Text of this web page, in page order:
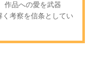
作品への愛を武器
考察を信条としてい